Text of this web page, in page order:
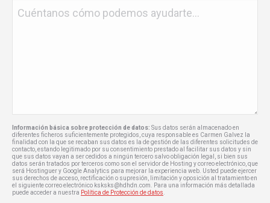
Sin
Información básica sobre protección de datos: Sus datos serán almacenado en
diferentes ficheros suficientemente protegidos, cuya responsable es Carmen Galvez la
finalidad con la que se recaban sus datos es la de gestión de las diferentes solicitudes de
contacto, estando legitimado por su consentimiento prestado al facilitar sus datos y sin
que sus datos vayan a ser cedidos a ningún tercero salvo obligación legal, si bien sus
datos serán tratados por terceros como son el servidor de Hosting y correo electrónico, que
será Hostinguer y Google Analytics para mejorar la experiencia web. Usted puede ejercer
sus derechos de acceso, rectificación o supresión, limitación y oposición al tratamiento en
el siguiente correo electrónico ksksks@hdhdn.com. Para una información más detallada
puede acceder a nuestra Política de Protección de datos.